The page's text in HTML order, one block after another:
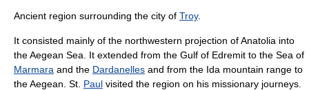
Ancient region surrounding the city of Troy.
It consisted mainly of the northwestern projection of Anatolia into
the Aegean Sea. It extended from the Gulf of Edremit to the Sea of
Marmara and the Dardanelles and from the Ida mountain range to
the Aegean. St. Paul visited the region on his missionary journeys.